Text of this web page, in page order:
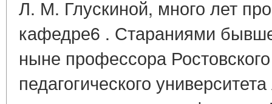
Л. М. Глускиной, много лет
кафедре6 . Стараниями
ныне профессора
педагогического